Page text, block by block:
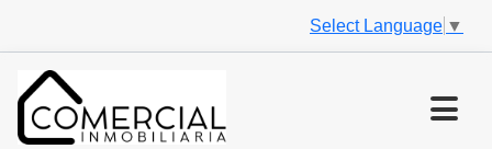
Select Language ▼